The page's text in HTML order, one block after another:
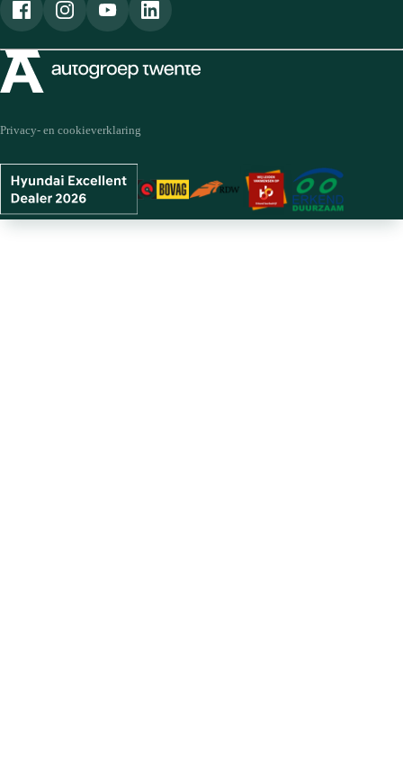
Privacy- en cookieverklaring